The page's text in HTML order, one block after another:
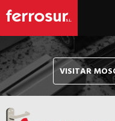
Le hacemos llegar,
sus pedidos de
VISITAR